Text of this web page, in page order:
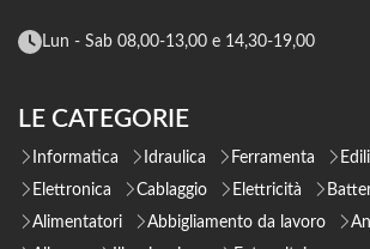
Lun - Sab 08,00-13,00 e 14,30-19,00
LE CATEGORIE
Informatica Idraulica Ferramenta
Elettronica
Cablaggio Elettricità
Alimentatori
Abbigliamento da lavoro